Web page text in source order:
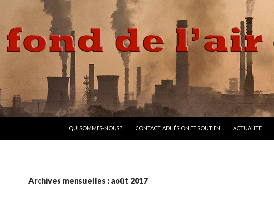
QUI SOMMES-NOUS ?
CONTACT, ADHÉSION ET SOUTIEN ACTUALITE
Archives mensuelles : août 2017